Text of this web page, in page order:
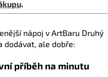
.
nápoj v ArtBaru Druhý
dodávat, ale dobře:
příběh na minutu